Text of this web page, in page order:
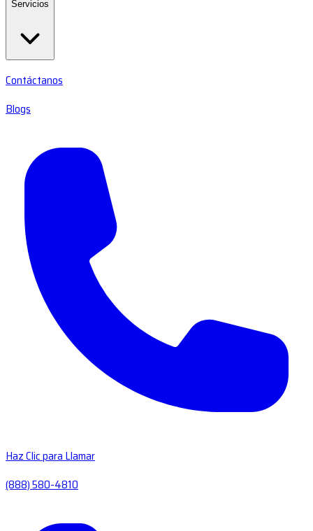
Servicios
Contáctanos
Blogs
Haz Clic para Llamar
(888) 580-4810